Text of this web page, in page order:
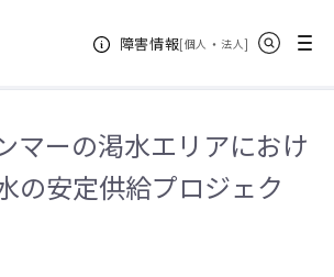
障害情報[個人 ・ 法人新規ウィンドウ
]
メニュー
MPT、ミャンマーの渇水エリアにおける「生活用水の
発表
マーの渇水エリアにおけ
の安定供給プロジェク